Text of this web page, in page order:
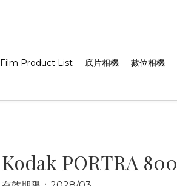
Film Product List 底片相機 數位相機
Kodak PORTRA 800